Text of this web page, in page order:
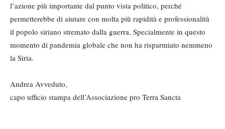
l’azione più importante dal punto vista politico, perché
permetterebbe di aiutare con molta più rapidità e professionalità
il popolo siriano stremato dalla guerra. Specialmente in questo
momento di pandemia globale che non ha risparmiato nemmeno
la Siria.
Andrea Avveduto,
capo ufficio stampa dell’Associazione pro Terra Sancta